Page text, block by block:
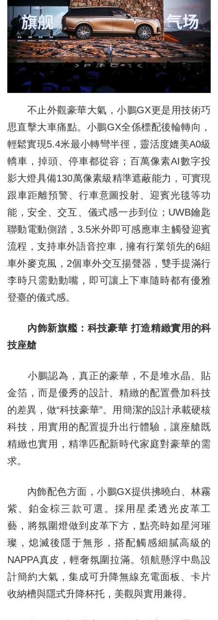
不止外觀豪華大氣，小鵬GX更是用技術巧
思直擊大車痛點。小鵬GX全係標配後輪轉向，
輕鬆實現5.4米最小轉彎半徑，靈活度媲美A0級
轎車，掉頭、停車都從容；百萬像素AI數字投
影大燈具備130萬像素級精準遮蔽能力，可實現
跟車距離預警、行車意圖投射、迎賓光毯等功
能，安全、交互、儀式感一步到位；UWB鑰匙
聯動電動側踏，3.5米外即可感應車主觸發迎賓
流程，支持車外語音控車，擁有行業領先的6組
車外麥克風，2個車外交互揚聲器，雙手提滿行
李時只需動動嘴，即可讓上下車隨時都有優雅
登臺的儀式感。
內飾新旗艦：科技豪華 打造精緻實用的科
技座艙
小鵬認為，真正的豪華，不是堆水晶、貼
金箔，而是優秀的設計、精緻的配置疊加科技
的差異，做“科技豪華”。用簡潔的設計承載硬核
科技，用實用的配置提升出行體驗，讓座艙既
精緻也實用，精準匹配新時代家庭對豪華的需
求。
內飾配色方面，小鵬GX提供拂曉白、林霧
紫、鉑金棕三款可選。採用星柔透光皮革工
藝，將氛圍燈做到皮革下方，點亮時如星河璀
璨，熄滅後隱于無形，搭配觸感細膩高級的
NAPPA真皮，輕奢氛圍拉滿。領航懸浮中島設
計簡約大氣，集成可升降無線充電面板、卡片
收納槽與隱式升降杯托，美觀與實用兼得。